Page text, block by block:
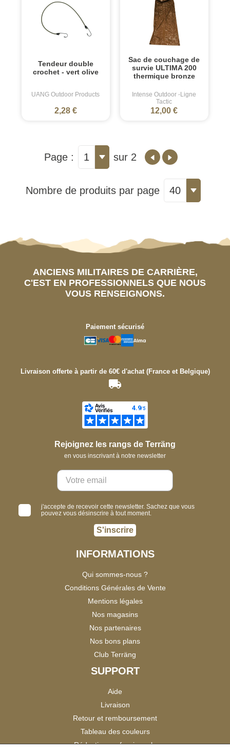
Tendeur double
crochet - vert olive
UANG Outdoor Products
2,28 €
Sac de couchage de
survie ULTIMA 200
thermique bronze
Intense Outdoor -Ligne
Tactic
12,00 €
Page : 1 sur 2
Nombre de produits par page 40
ANCIENS MILITAIRES DE CARRIÈRE,
C'EST EN PROFESSIONNELS QUE NOUS
VOUS RENSEIGNONS.
Paiement sécurisé
Livraison offerte à partir de 60€ d'achat (France et Belgique)
Rejoignez les rangs de Terräng
en vous inscrivant à notre newsletter
j'accepte de recevoir cette newsletter. Sachez que vous
pouvez vous désinscrire à tout moment.
S'inscrire
INFORMATIONS
Qui sommes-nous ?
Conditions Générales de Vente
Mentions légales
Nos magasins
Nos partenaires
Nos bons plans
Club Terräng
SUPPORT
Aide
Livraison
Retour et remboursement
Tableau des couleurs
Réduction professionnels